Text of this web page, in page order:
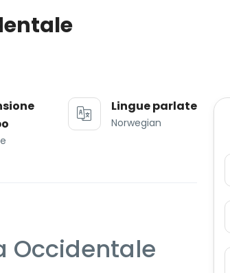
Lingue parlate
Norwegian
Occidentale